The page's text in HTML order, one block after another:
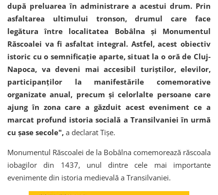
după preluarea în administrare a acestui drum. Prin
asfaltarea ultimului tronson, drumul care face
legătura între localitatea Bobâlna și Monumentul
Răscoalei va fi asfaltat integral. Astfel, acest obiectiv
istoric cu o semnificație aparte, situat la o oră de Cluj-
Napoca, va deveni mai accesibil turiștilor, elevilor,
participanților la manifestările comemorative
organizate anual, precum și celorlalte persoane care
ajung în zona care a găzduit acest eveniment ce a
marcat profund istoria socială a Transilvaniei în urmă
cu șase secole", a declarat Tișe.
Monumentul Răscoalei de la Bobâlna comemorează răscoala
iobagilor din 1437, unul dintre cele mai importante
evenimente din istoria medievală a Transilvaniei.